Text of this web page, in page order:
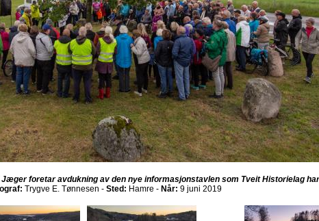
foretar avdukning av den nye informasjonstavlen som Tveit Historielag
Trygve E. Tønnesen - Sted: Hamre - Når: 9 juni 2019